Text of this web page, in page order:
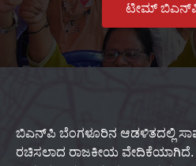
ಟೀಮ್ ಬಿಎನ್‌ಪಿ
ಬಿಎನ್‌ಪಿ ಬೆಂಗಳೂರಿನ ಆಡಳಿತದಲ್ಲಿ
ರಚಿಸಲಾದ ರಾಜಕೀಯ ವೇದಿಕೆಯಾಗಿದೆ.